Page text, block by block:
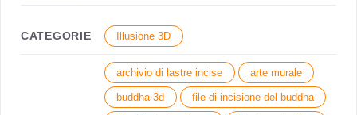
CATEGORIE Illusione 3D
archivio di lastre incise arte murale
buddha 3d file di incisione del buddha